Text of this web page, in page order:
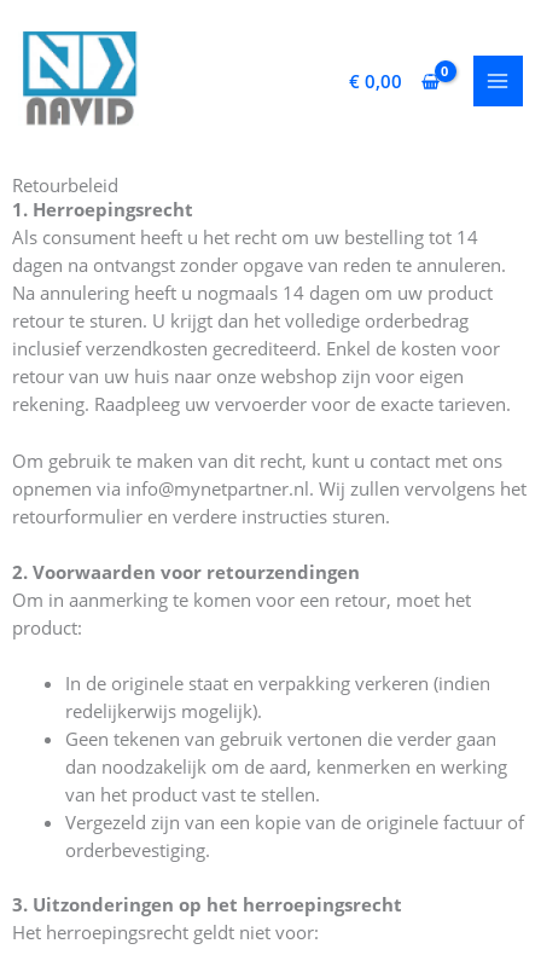
naar
inhoud
€ 0,00
Retourbeleid
1. Herroepingsrecht
Als consument heeft u het recht om uw bestelling tot 14
dagen na ontvangst zonder opgave van reden te annuleren.
Na annulering heeft u nogmaals 14 dagen om uw product
retour te sturen. U krijgt dan het volledige orderbedrag
inclusief verzendkosten gecrediteerd. Enkel de kosten voor
retour van uw huis naar onze webshop zijn voor eigen
rekening. Raadpleeg uw vervoerder voor de exacte tarieven.
Om gebruik te maken van dit recht, kunt u contact met ons
opnemen via info@mynetpartner.nl. Wij zullen vervolgens het
retourformulier en verdere instructies sturen.
2. Voorwaarden voor retourzendingen
Om in aanmerking te komen voor een retour, moet het
product:
In de originele staat en verpakking verkeren (indien
redelijkerwijs mogelijk).
Geen tekenen van gebruik vertonen die verder gaan
dan noodzakelijk om de aard, kenmerken en werking
van het product vast te stellen.
Vergezeld zijn van een kopie van de originele factuur of
orderbevestiging.
3. Uitzonderingen op het herroepingsrecht
Het herroepingsrecht geldt niet voor: